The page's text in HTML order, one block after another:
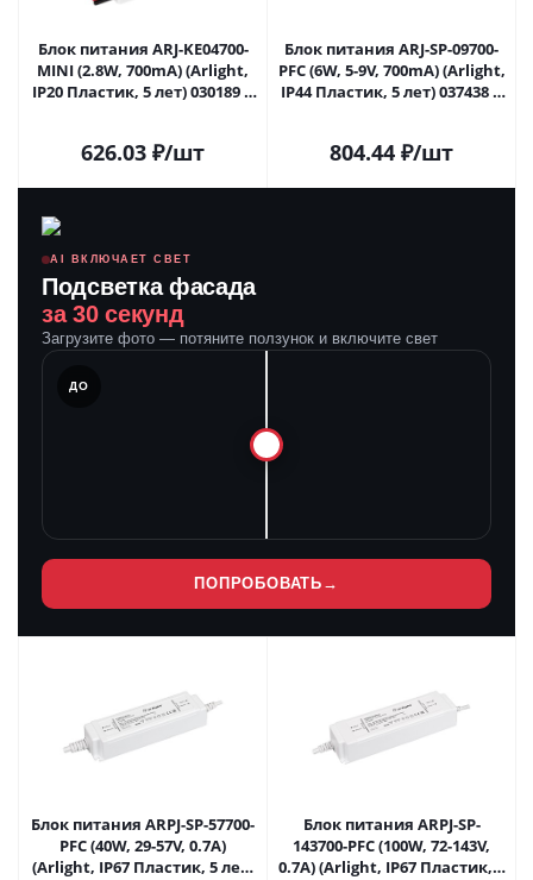
Блок питания ARJ-KE04700-
MINI (2.8W, 700mA) (Arlight,
IP20 Пластик, 5 лет) 030189 в
626.03 ₽/шт
Блок питания ARJ-SP-09700-
PFC (6W, 5-9V, 700mA) (Arlight,
IP44 Пластик, 5 лет) 037438 в
804.44 ₽/шт
AI ВКЛЮЧАЕТ СВЕТ
Подсветка фасада
за 30 секунд
Загрузите фото — потяните ползунок и включите свет
ДО
ПОПРОБОВАТЬ →
Блок питания ARPJ-SP-57700-
PFC (40W, 29-57V, 0.7A)
(Arlight, IP67 Пластик, 5 лет)
Блок питания ARPJ-SP-
143700-PFC (100W, 72-143V,
0.7A) (Arlight, IP67 Пластик, 5